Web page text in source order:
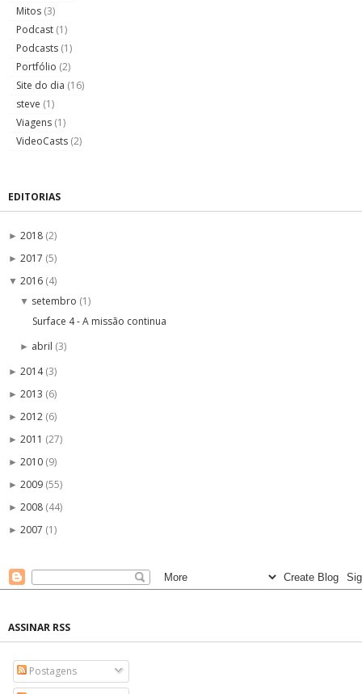
Mitos (3)
Podcast (1)
Podcasts (1)
Portfólio (2)
Site do dia (16)
steve (1)
Viagens (1)
VideoCasts (2)
EDITORIAS
► 2018 (2)
► 2017 (5)
▼ 2016 (4)
▼ setembro (1)
Surface 4 - A missão continua
► abril (3)
► 2014(3)
► 2013 (6)
► 2012 (6)
► 2011 (27)
► 2010 (9)
► 2009 (55)
► 2008 (44)
► 2007 (1)
ASSINAR RSS
Postagens